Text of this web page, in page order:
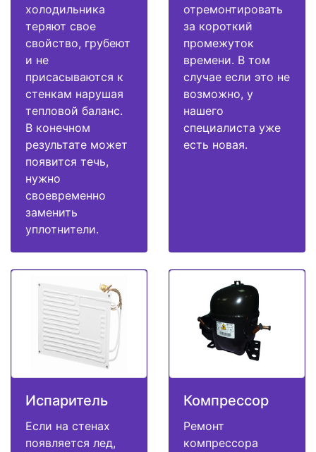
холодильника
теряют свое
свойство, грубеют
и не
присасываются к
стенкам нарушая
тепловой баланс.
В конечном
результате может
появится течь,
нужно
своевременно
заменить
уплотнители.
отремонтировать
за короткий
промежуток
времени. В том
случае если это не
возможно, у
нашего
специалиста уже
есть новая.
Испаритель
Если на стенах
появляется лед,
Компрессор
Ремонт
компрессора